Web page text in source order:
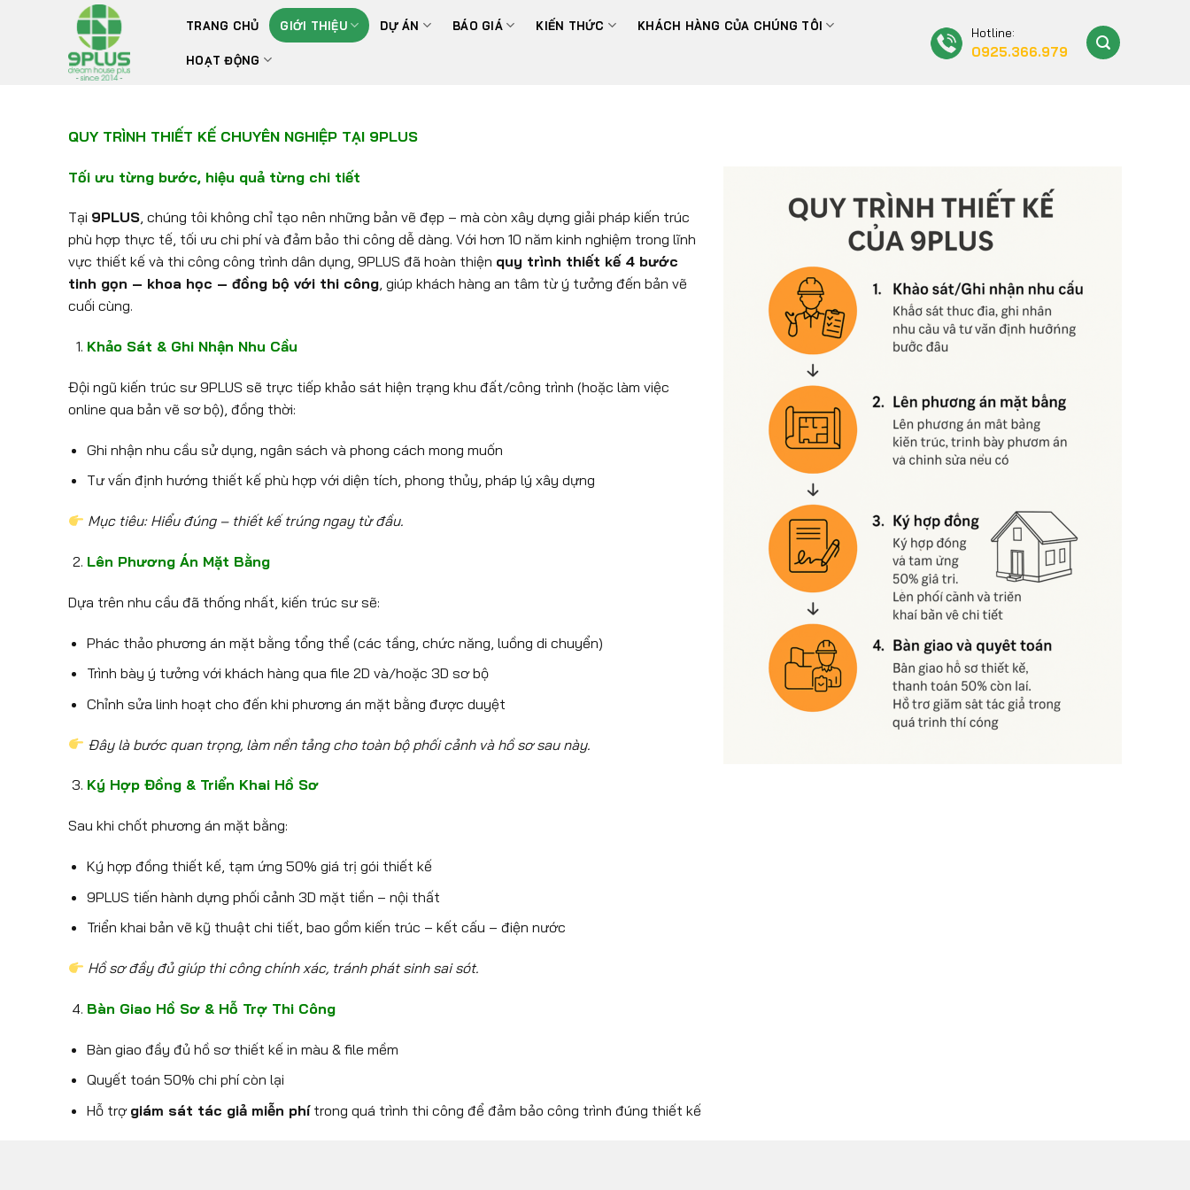
TRANG CHỦ GIỚI THIỆU DỰ ÁN BÁO GIÁ KIẾN THỨC KHÁCH HÀNG CỦA CHÚNG TÔI
HOẠT ĐỘNG
Hotline:
0925.366.979
QUY TRÌNH THIẾT KẾ CHUYÊN NGHIỆP TẠI 9PLUS
Tối ưu từng bước, hiệu quả từng chi tiết
Tại 9PLUS, chúng tôi không chỉ tạo nên những bản vẽ đẹp – mà còn xây dựng giải pháp kiến trúc
phù hợp thực tế, tối ưu chi phí và đảm bảo thi công dễ dàng. Với hơn 10 năm kinh nghiệm trong lĩnh
vực thiết kế và thi công công trình dân dụng, 9PLUS đã hoàn thiện quy trình thiết kế 4 bước
tinh gọn – khoa học – đồng bộ với thi công, giúp khách hàng an tâm từ ý tưởng đến bản vẽ
cuối cùng.
Khảo Sát & Ghi Nhận Nhu Cầu
Đội ngũ kiến trúc sư 9PLUS sẽ trực tiếp khảo sát hiện trạng khu đất/công trình (hoặc làm việc
online qua bản vẽ sơ bộ), đồng thời:
Ghi nhận nhu cầu sử dụng, ngân sách và phong cách mong muốn
Tư vấn định hướng thiết kế phù hợp với diện tích, phong thủy, pháp lý xây dựng
Mục tiêu: Hiểu đúng – thiết kế trúng ngay từ đầu.
Lên Phương Án Mặt Bằng
Dựa trên nhu cầu đã thống nhất, kiến trúc sư sẽ:
Phác thảo phương án mặt bằng tổng thể (các tầng, chức năng, luồng di chuyển)
Trình bày ý tưởng với khách hàng qua file 2D và/hoặc 3D sơ bộ
Chỉnh sửa linh hoạt cho đến khi phương án mặt bằng được duyệt
Đây là bước quan trọng, làm nền tảng cho toàn bộ phối cảnh và hồ sơ sau này.
Ký Hợp Đồng & Triển Khai Hồ Sơ
Sau khi chốt phương án mặt bằng:
Ký hợp đồng thiết kế, tạm ứng 50% giá trị gói thiết kế
9PLUS tiến hành dựng phối cảnh 3D mặt tiền – nội thất
Triển khai bản vẽ kỹ thuật chi tiết, bao gồm kiến trúc – kết cấu – điện nước
Hồ sơ đầy đủ giúp thi công chính xác, tránh phát sinh sai sót.
Bàn Giao Hồ Sơ & Hỗ Trợ Thi Công
Bàn giao đầy đủ hồ sơ thiết kế in màu & file mềm
Quyết toán 50% chi phí còn lại
Hỗ trợ giám sát tác giả miễn phítrong quá trình thi công để đảm bảo công trình đúng thiết kế